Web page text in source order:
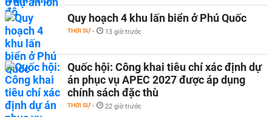
Quy hoạch 4 khu lấn biển ở Phú Quốc
THỜI SỰ - 13 giờ trước
Quốc hội: Công khai tiêu chí xác định dự
án phục vụ APEC 2027 được áp dụng
chính sách đặc thù
THỜI SỰ - 22 giờ trước